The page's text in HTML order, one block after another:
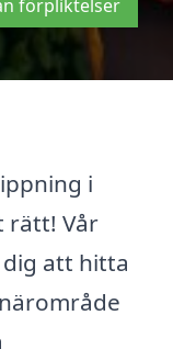
förpliktelser
i
rätt! Vår
att hitta